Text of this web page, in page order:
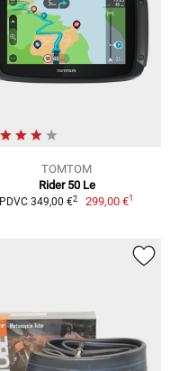
TOMTOM
Rider 50 Le
PDVC 349,00 €2 299,00 €1